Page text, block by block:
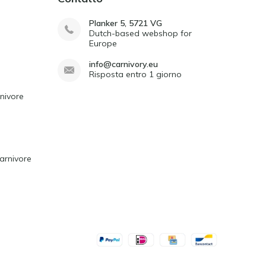
Planker 5, 5721 VG
Dutch-based webshop for
Europe
info@carnivory.eu
Risposta entro 1 giorno